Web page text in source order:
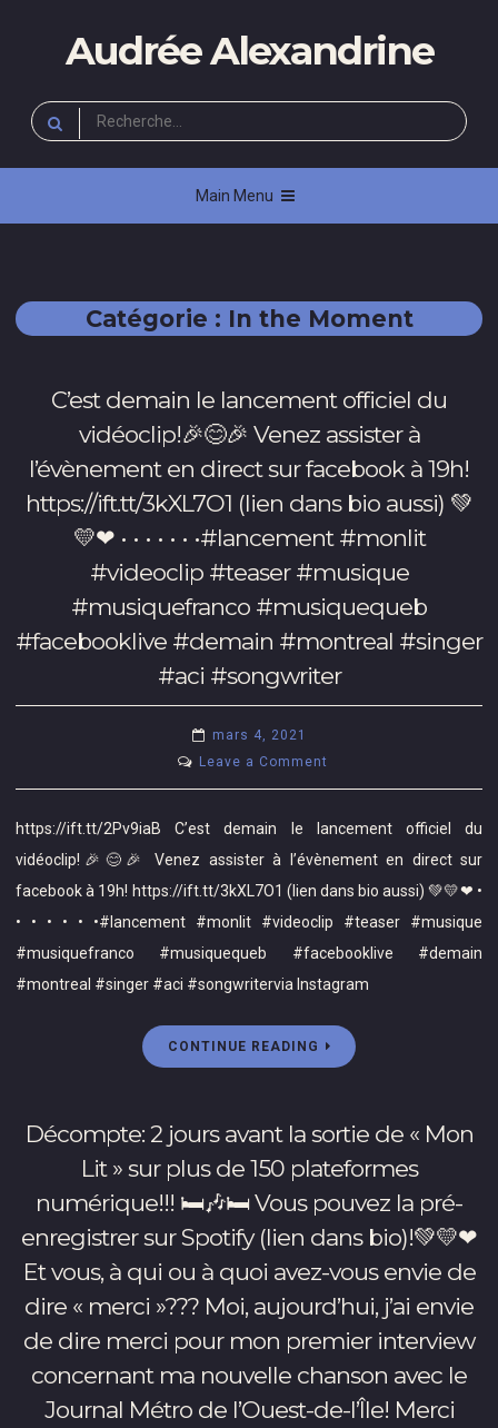
Audrée Alexandrine
Rechercher :
Main Menu
Catégorie : In the Moment
C’est demain le lancement officiel du
vidéoclip!🎉😊🎉 Venez assister à
l’évènement en direct sur facebook à 19h!
https://ift.tt/3kXL7O1 (lien dans bio aussi) 💚
💛❤ • • • • • • •#lancement #monlit
#videoclip #teaser #musique
#musiquefranco #musiquequeb
#facebooklive #demain #montreal #singer
#aci #songwriter
mars 4, 2021
Leave a Comment
C’est
lancement
officiel
du
vidéoclip!
🎉
Venez
l’évènement
en
sur
facebook
à
https://ift.tt/3kXL7O1
(lien
dans
bio
https://ift.tt/2Pv9iaB C’est demain le lancement officiel du
vidéoclip!🎉😊🎉 Venez assister à l’évènement en direct sur
facebook à 19h! https://ift.tt/3kXL7O1 (lien dans bio aussi) 💚💛❤ •
• • • • • •#lancement #monlit #videoclip #teaser #musique
#musiquefranco #musiquequeb #facebooklive #demain
#montreal #singer #aci #songwritervia Instagram
CONTINUE READING
Décompte: 2 jours avant la sortie de « Mon
Lit » sur plus de 150 plateformes
numérique!!! 🛏🎶🛏 Vous pouvez la pré-
enregistrer sur Spotify (lien dans bio)!💚💛❤
Et vous, à qui ou à quoi avez-vous envie de
dire « merci »??? Moi, aujourd’hui, j’ai envie
de dire merci pour mon premier interview
concernant ma nouvelle chanson avec le
Journal Métro de l’Ouest-de-l’Île! Merci